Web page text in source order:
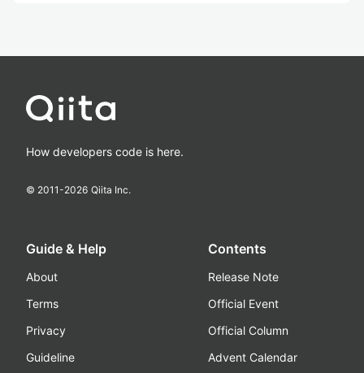
How developers code is here.
© 2011-2026 Qiita Inc.
Guide & Help
About
Terms
Privacy
Guideline
Contents
Release Note
Official Event
Official Column
Advent Calendar